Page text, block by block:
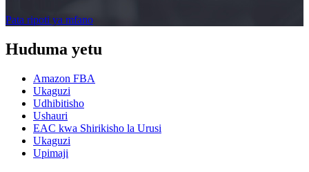
Pata ripoti ya mfano
Huduma yetu
Amazon FBA
Ukaguzi
Udhibitisho
Ushauri
EAC kwa Shirikisho la Urusi
Ukaguzi
Upimaji